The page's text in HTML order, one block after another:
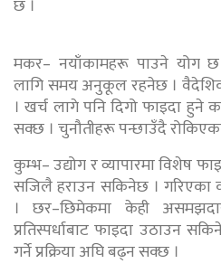
छ ।
मकर– नयाँकामहरू पाउने योग छ
लागि समय अनुकूल रहनेछ ।
। खर्च लागे पनि दिगो फाइदा हुने
सक्छ । चुनौतीहरू पन्छाउँदै
कुम्भ– उद्योग र व्यापारमा विशेष
सजिलै हराउन सकिनेछ । गरिएका
। छर–छिमेकमा केही
प्रतिस्पर्धाबाट फाइदा उठाउन
गर्ने प्रक्रिया अघि बढ्न सक्छ ।